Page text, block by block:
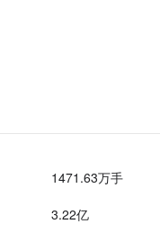
1471.63万手
3.22亿